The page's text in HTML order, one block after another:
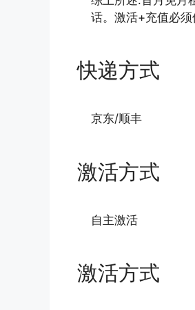
话。激活+充值必
快递方式
京东/顺丰
激活方式
自主激活
激活方式